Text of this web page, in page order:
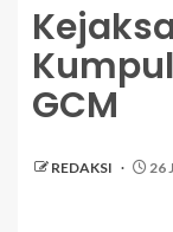
GCM
REDAKSI 26